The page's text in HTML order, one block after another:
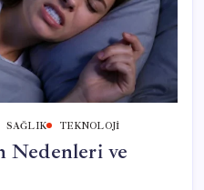
SAĞLIK TEKNOLOJI
Nedenleri ve